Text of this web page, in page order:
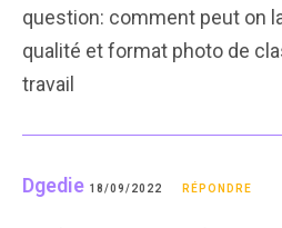
question: comment peut on
qualité et format photo de
travail
Dgedie 18/09/2022 RÉPONDRE